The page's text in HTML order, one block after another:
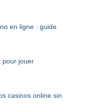
en ligne : guide
pour jouer
casinos online sin